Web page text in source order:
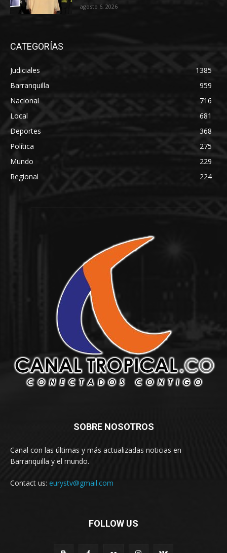
agosto 6, 2026
CATEGORÍAS
Judiciales
1385
Barranquilla
959
Nacional
716
Local
681
Deportes
368
Política
275
Mundo
229
Regional
224
SOBRE NOSOTROS
Canal con las últimas y más actualizadas noticias en
Barranquilla y el mundo.
Contact us: eurystv@gmail.com
FOLLOW US